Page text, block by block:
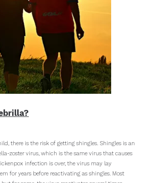
there is the risk of getting shingles. Shingles is an
zoster virus, which is the same virus that causes
infection is over, the virus may lay
for years before reactivating as shingles. Most